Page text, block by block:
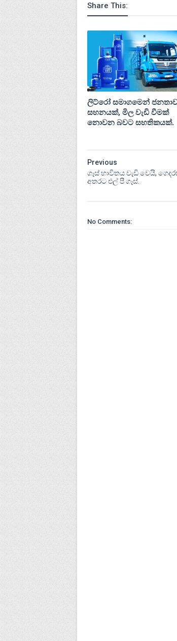
Share This:
ලිට්රෝ සමාගමෙන්
සහනයක්, මිල වැඩි වීමක්
නොවන බවට සහතිකයක්.
Previous
ගෑස් භාවිතය වැඩි වෙයි,
අතරට එල් පී ගෑස්.
No Comments: